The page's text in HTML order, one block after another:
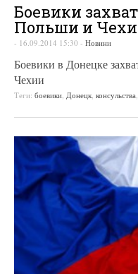
Боевики
Польши и
- 16.09.2014 15:30 - Новини
Боевики в Донецке
Чехии
Теги: боевики Донецк консульства